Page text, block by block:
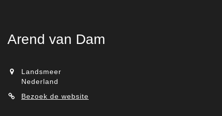
Arend van Dam
Landsmeer
Nederland
Bezoek de website